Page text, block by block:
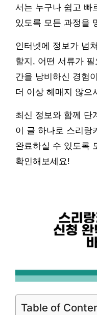
서는 누구나 쉽고 빠
있도록 모든 과정을
인터넷에 정보가 넘
할지, 어떤 서류가
간을 낭비하신 경험
더 이상 헤매지 않으
최신 정보와 함께 단
이 글 하나로 스리랑
완료하실 수 있도록
확인해보세요!
Table of